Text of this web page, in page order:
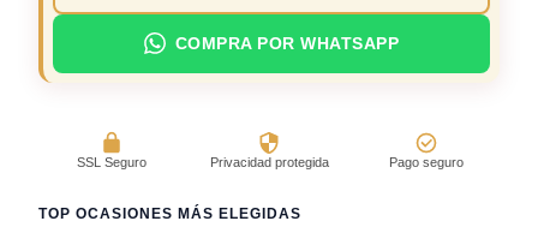
COMPRA POR WHATSAPP
SSL Seguro Privacidad protegida Pago seguro
TOP OCASIONES MÁS ELEGIDAS